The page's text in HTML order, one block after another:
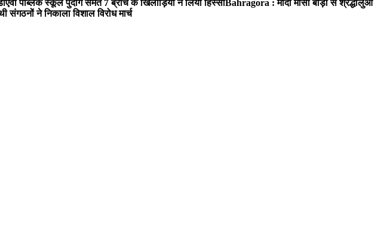
पब्लिक स्कूल पुंदाग समेत 7 ब्रांच के खिलाड़ियों ने लिया हिस्साBahragora : मौदा मौसी बाड़ी से श्रद्धालुओं
ने निकाला विशाल विरोध मार्च